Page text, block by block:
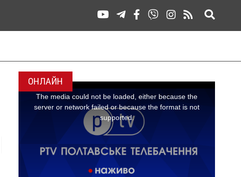
ОНЛАЙН